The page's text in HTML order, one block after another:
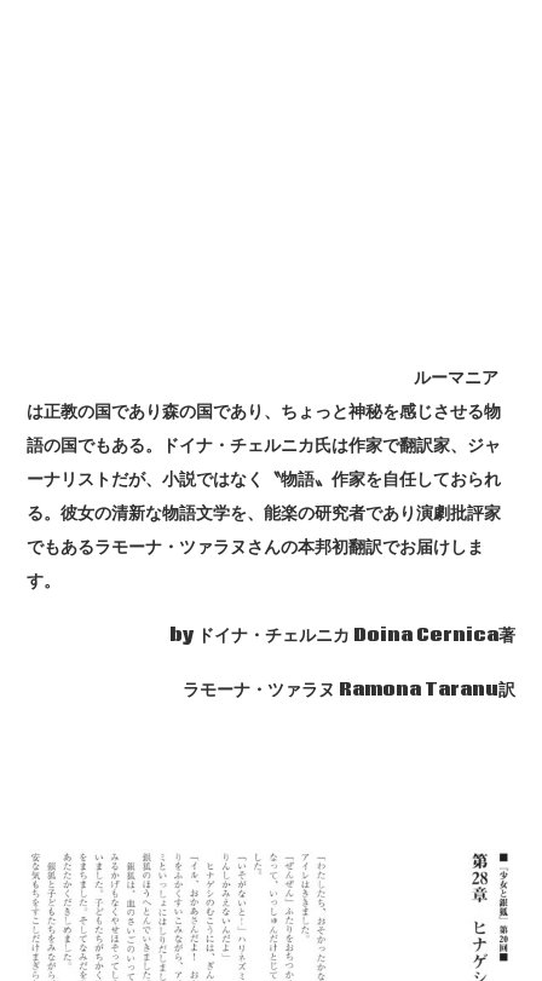
ルーマニア
は正教の国であり森の国であり、ちょっと神秘を感じさせる物
語の国でもある。ドイナ・チェルニカ氏は作家で翻訳家、ジャ
ーナリストだが、小説ではなく〝物語〟作家を自任しておられ
る。彼女の清新な物語文学を、能楽の研究者であり演劇批評家
でもあるラモーナ・ツァラヌさんの本邦初翻訳でお届けしま
す。
by ドイナ・チェルニカ Doina Cernica著
ラモーナ・ツァラヌ Ramona Taranu訳